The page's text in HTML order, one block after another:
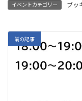
イベントカテゴリー ブッ
前の記事